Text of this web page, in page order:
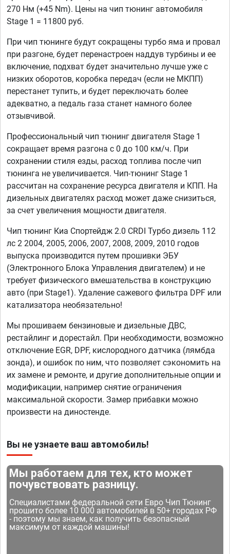
270 Нм (+45 Nm). Цены на чип тюнинг автомобиля
Stage 1 = 11800 руб.
При чип тюнинге будут сокращены турбо яма и провал
при разгоне, будет перенастроен наддув турбины и ее
включение, подхват будет значительно лучше уже с
низких оборотов, коробка передач (если не МКПП)
перестанет тупить, и будет переключать более
адекватно, а педаль газа станет намного более
отзывчивой.
Профессиональный чип тюнинг двигателя Stage 1
сокращает время разгона с 0 до 100 км/ч. При
сохранении стиля езды, расход топлива после чип
тюнинга не увеличивается. Чип-тюнинг Stage 1
рассчитан на сохранение ресурса двигателя и КПП. На
дизельных двигателях расход может даже снизиться,
за счет увеличения мощности двигателя.
Чип тюнинг Киа Спортейдж 2.0 CRDI Турбо дизель 112
лс 2 2004, 2005, 2006, 2007, 2008, 2009, 2010 годов
выпуска производится путем прошивки ЭБУ
(Электронного Блока Управления двигателем) и не
требует физического вмешательства в конструкцию
авто (при Stage1). Удаление сажевого фильтра DPF или
катализатора необязательно!
Мы прошиваем бензиновые и дизельные ДВС,
рестайлинг и дорестайл. При необходимости, возможно
отключение EGR, DPF, кислородного датчика (лямбда
зонда), и ошибок по ним, что позволяет сэкономить на
их замене и ремонте, и другие дополнительные опции и
модификации, например снятие ограничения
максимальной скорости. Замер прибавки можно
произвести на диностенде.
Вы не узнаете ваш автомобиль!
Мы работаем для тех, кто может
почувствовать разницу.
Специалистами федеральной сети Евро Чип Тюнинг
прошито более 10 000 автомобилей в 50+ городах РФ
- поэтому мы знаем, как получить безопасный
максимум от каждой машины!